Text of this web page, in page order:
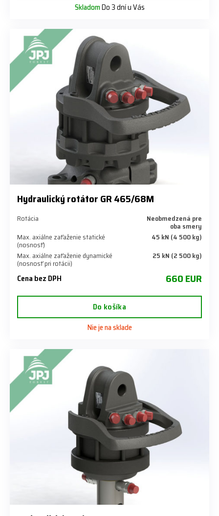
SkladomDo 3 dní u Vás
Hydraulický rotátor GR 465/68M
Rotácia Neobmedzená pre
oba smery
Max. axiálne zaťaženie statické
(nosnosť)
45 kN (4 500 kg)
Max. axiálne zaťaženie dynamické
(nosnosť pri rotácii)
25 kN (2 500 kg)
Cena bez DPH 660 EUR
Do košíka
Nie je na sklade